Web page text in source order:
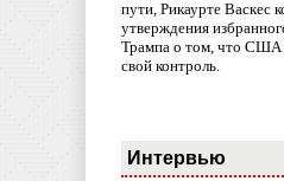
пути, Рикаурте Васкес
утверждения
Трампа о том, что США
свой контроль.
Интервью